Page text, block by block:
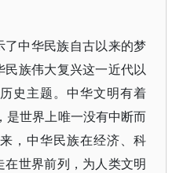
中华民族自古以来的梦
族伟大复兴这一近代以
史主题。中华文明有着
是世界上唯一没有中断而
，中华民族在经济、科
世界前列，为人类文明